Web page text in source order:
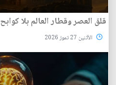
قلق العصر وقطار العالم بلا كوابح
الأثنين 27 تموز 2026